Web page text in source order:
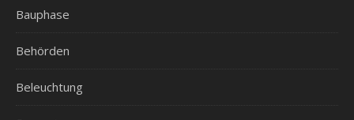
Bauphase
Behörden
Beleuchtung